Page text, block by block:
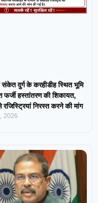
संकेत दुर्ग के करहीडीह स्थित भूमि
हस्तांतरण की शिकायत,
निरस्त करने की मांग
2026